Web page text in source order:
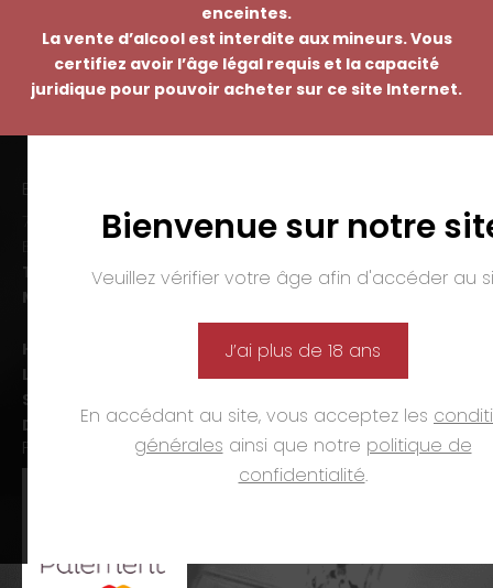
enceintes.
La vente d’alcool est interdite aux mineurs. Vous
certifiez avoir l’âge légal requis et la capacité
juridique pour pouvoir acheter sur ce site Internet.
Bienvenue sur notre
Veuillez vérifier votre âge afin d'accéder au
J’ai plus de 18 ans
En accédant au site, vous acceptez les
générales ainsi que notre politique de
confidentialité.
EMMANUEL NASTI
7 avenue Pierre Pflimlin – ZAC Espale
Tél. :
03 89 46 50 35
Mail :
Horaires d’ouverture :
Lun-ven. :
09h00-12h00 et 14h00-19h00
Sam. :
Dim. et jours fériés :fermé
PAIEMENTS